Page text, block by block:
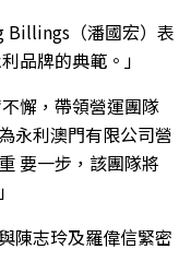
Billings（潘國宏）表
品牌的典範。」
懈，帶領營運團隊
永利澳門有限公司營
要一步，該團隊將
陳志玲及羅偉信緊密